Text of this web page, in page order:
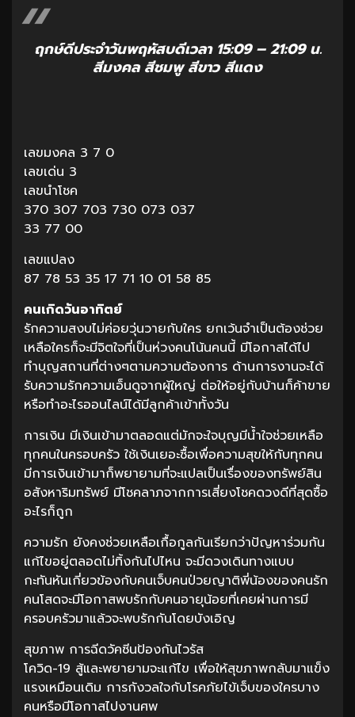
ฤกษ์ดีประจำวันพฤหัสบดีเวลา 15:09 – 21:09 น.
สีมงคล สีชมพู สีขาว สีแดง
เลขมงคล 3 7 0
เลขเด่น 3
เลขนำโชค
370 307 703 730 073 037
33 77 00
เลขแปลง
87 78 53 35 17 71 10 01 58 85
คนเกิดวันอาทิตย์
รักความสงบไม่ค่อยวุ่นวายกับใคร ยกเว้นจำเป็นต้องช่วย
เหลือใครก็จะมีจิตใจที่เป็นห่วงคนโน้นคนนี้ มีโอกาสได้ไป
ทำบุญสถานที่ต่างๆตามความต้องการ ด้านการงานจะได้
รับความรักความเอ็นดูจากผู้ใหญ่ ต่อให้อยู่กับบ้านก็ค้าขาย
หรือทำอะไรออนไลน์ได้มีลูกค้าเข้าทั้งวัน
การเงิน มีเงินเข้ามาตลอดแต่มักจะใจบุญมีน้ำใจช่วยเหลือ
ทุกคนในครอบครัว ใช้เงินเยอะซื้อเพื่อความสุขให้กับทุกคน
มีการเงินเข้ามาก็พยายามที่จะแปลเป็นเรื่องของทรัพย์สิน
อสังหาริมทรัพย์ มีโชคลาภจากการเสี่ยงโชคดวงดีที่สุดซื้อ
อะไรก็ถูก
ความรัก ยังคงช่วยเหลือเกื้อกูลกันเรียกว่าปัญหาร่วมกัน
แก้ไขอยู่ตลอดไม่ทิ้งกันไปไหน จะมีดวงเดินทางแบบ
กะทันหันเกี่ยวข้องกับคนเจ็บคนป่วยญาติพี่น้องของคนรัก
คนโสดจะมีโอกาสพบรักกับคนอายุน้อยที่เคยผ่านการมี
ครอบครัวมาแล้วจะพบรักกันโดยบังเอิญ
สุขภาพ การฉีดวัคซีนป้องกันไวรัส
โควิด-19 สู้และพยายามจะแก้ไข เพื่อให้สุขภาพกลับมาแข็ง
แรงเหมือนเดิม การกังวลใจกับโรคภัยไข้เจ็บของใครบาง
คนหรือมีโอกาสไปงานศพ